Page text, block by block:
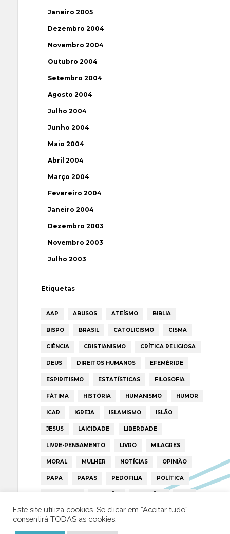
Janeiro 2005
Dezembro 2004
Novembro 2004
Outubro 2004
Setembro 2004
Agosto 2004
Julho 2004
Junho 2004
Maio 2004
Abril 2004
Março 2004
Fevereiro 2004
Janeiro 2004
Dezembro 2003
Novembro 2003
Julho 2003
Etiquetas
AAP ABUSOS ATEÍSMO BIBLIA
BISPO BRASIL CATOLICISMO CISMA
CIÊNCIA CRISTIANISMO CRÍTICA RELIGIOSA
DEUS DIREITOS HUMANOS EFEMÉRIDE
ESPIRITISMO ESTATÍSTICAS FILOSOFIA
FÁTIMA HISTÓRIA HUMANISMO HUMOR
ICAR IGREJA ISLAMISMO ISLÃO
JESUS LAICIDADE LIBERDADE
LIVRE-PENSAMENTO LIVRO MILAGRES
MORAL MULHER NOTÍCIAS OPINIÃO
PAPA PAPAS PEDOFILIA POLÍTICA
PORTUGAL RELIGIÃO RELIGIÕES RTP
TRUMP VATICANO
Este site utiliza cookies. Se clicar em “Aceitar tudo”,
consentirá TODAS as cookies.